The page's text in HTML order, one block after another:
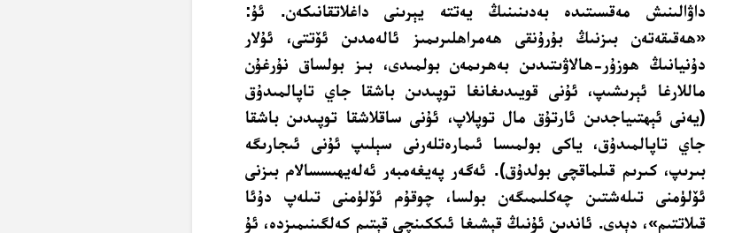
داۋالىنىش مەقسىتىدە بەدىنىنىڭ يەتتە يېرىنى داغلاتقانىكەن. ئۇ:
«ھەقىقەتەن بىزنىڭ بۇرۇنقى ھەمراھلىرىمىز ئالەمدىن ئۆتتى، ئۇلار
دۇنيانىڭ ھوزۇر-ھالاۋىتىدىن بەھرىمەن بولمىدى، بىز بولساق نۇرغۇن
ماللارغا ئېرىشىپ، ئۇنى قويىدىغانغا توپىدىن باشقا جاي تاپالمىدۇق
(يەنى ئېھتىياجدىن ئارتۇق مال توپلاپ، ئۇنى ساقلاشقا توپىدىن باشقا
جاي تاپالمىدۇق، ياكى بولمىسا ئىمارەتلەرنى سېلىپ ئۇنى ئىجارىگە
بىرىپ، كىرىم قىلماقچى بولدۇق). ئەگەر پەيغەمبەر ئەلەيھىسسالام بىزنى
ئۆلۈمنى تىلەشتىن چەكلىمىگەن بولسا، چوقۇم ئۆلۈمنى تىلەپ دۇئا
قىلاتتىم»، دېدى. ئاندىن ئۇنىڭ قېشىغا ئىككىنچى قېتىم كەلگىنىمىزدە، ئۇ